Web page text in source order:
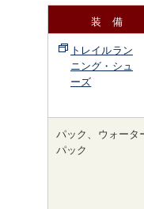
装 備
トレイルラン
ニング・シュ
ーズ
パック、ウォータ
パック